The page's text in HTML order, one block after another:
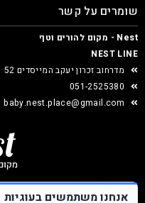
שומרים על קשר
Nest - מקום להורים וטף
NEST LINE
מדרחוב זכרון יעקב המייסדים 52
051-2525380
baby.nest.place@gmail.com
אנחנו משתמשים בעוגיות